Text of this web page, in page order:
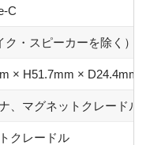
C
ク・スピーカーを除く）
× H51.7mm × D24.4mm
、マグネットクレードル
クレードル